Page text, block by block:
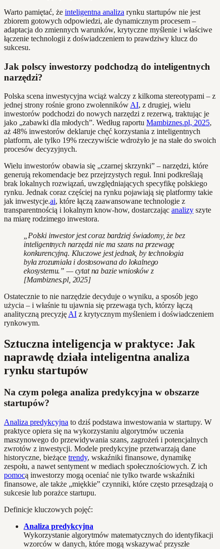
Warto pamiętać, że inteligentna analiza rynku startupów nie jest
zbiorem gotowych odpowiedzi, ale dynamicznym procesem –
adaptacja do zmiennych warunków, krytyczne myślenie i właściwe
łączenie technologii z doświadczeniem to prawdziwy klucz do
sukcesu.
Jak polscy inwestorzy podchodzą do inteligentnych
narzędzi?
Polska scena inwestycyjna wciąż walczy z kilkoma stereotypami – z
jednej strony rośnie grono zwolenników AI, z drugiej, wielu
inwestorów podchodzi do nowych narzędzi z rezerwą, traktując je
jako „zabawki dla młodych”. Według raportu Mambiznes.pl, 2025,
aż 48% inwestorów deklaruje chęć korzystania z inteligentnych
platform, ale tylko 19% rzeczywiście wdrożyło je na stałe do swoich
procesów decyzyjnych.
Wielu inwestorów obawia się „czarnej skrzynki” – narzędzi, które
generują rekomendacje bez przejrzystych reguł. Inni podkreślają
brak lokalnych rozwiązań, uwzględniających specyfikę polskiego
rynku. Jednak coraz częściej na rynku pojawiają się platformy takie
jak inwestycje.ai, które łączą zaawansowane technologie z
transparentnością i lokalnym know-how, dostarczając analizy szyte
na miarę rodzimego inwestora.
„Polski inwestor jest coraz bardziej świadomy, że bez
inteligentnych narzędzi nie ma szans na przewagę
konkurencyjną. Kluczowe jest jednak, by technologia
była zrozumiała i dostosowana do lokalnego
ekosystemu.” — cytat na bazie wniosków z
[Mambiznes.pl, 2025]
Ostatecznie to nie narzędzie decyduje o wyniku, a sposób jego
użycia – i właśnie tu ujawnia się przewaga tych, którzy łączą
analityczną precyzję AI z krytycznym myśleniem i doświadczeniem
rynkowym.
Sztuczna inteligencja w praktyce: Jak
naprawdę działa inteligentna analiza
rynku startupów
Na czym polega analiza predykcyjna w obszarze
startupów?
Analiza predykcyjna to dziś podstawa inwestowania w startupy. W
praktyce opiera się na wykorzystaniu algorytmów uczenia
maszynowego do przewidywania szans, zagrożeń i potencjalnych
zwrotów z inwestycji. Modele predykcyjne przetwarzają dane
historyczne, bieżące trendy, wskaźniki finansowe, dynamikę
zespołu, a nawet sentyment w mediach społecznościowych. Z ich
pomocą inwestorzy mogą oceniać nie tylko twarde wskaźniki
finansowe, ale także „miękkie” czynniki, które często przesądzają o
sukcesie lub porażce startupu.
Definicje kluczowych pojęć:
Analiza predykcyjna
Wykorzystanie algorytmów matematycznych do identyfikacji
wzorców w danych, które mogą wskazywać przyszłe